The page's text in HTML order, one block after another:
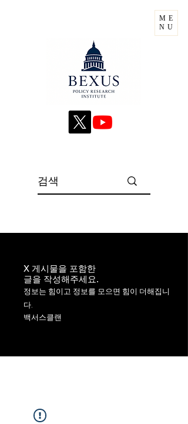
ME
NU
X 게시물을 포함한
​글을 작성해주세요.
정보는 힘이고 정보를 모으면 힘이 더해집니
다.
백서스클랜